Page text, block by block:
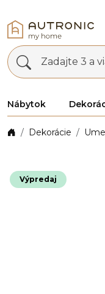
Zadajte 3 a
Nábytok
Dekorácie
Výpredaj